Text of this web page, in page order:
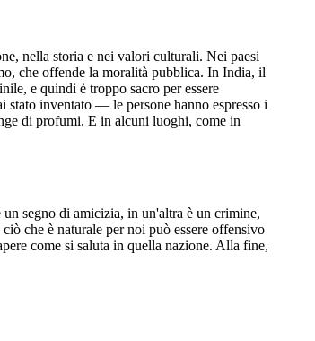
nella storia e nei valori culturali. Nei paesi
che offende la moralità pubblica. In India, il
e quindi è troppo sacro per essere
stato inventato — le persone hanno espresso i
di profumi. E in alcuni luoghi, come in
segno di amicizia, in un'altra è un crimine,
che è naturale per noi può essere offensivo
come si saluta in quella nazione. Alla fine,